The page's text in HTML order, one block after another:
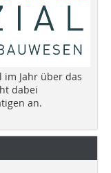
im Jahr über das
dabei
an.